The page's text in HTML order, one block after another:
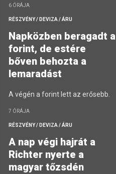
6 ÓRÁJA
RÉSZVÉNY / DEVIZA / ÁRU
Napközben beragadt a
forint, de estére
bőven behozta a
lemaradást
A végén a forint lett az erősebb.
7 ÓRÁJA
RÉSZVÉNY / DEVIZA / ÁRU
A nap végi hajrát a
Richter nyerte a
magyar tőzsdén